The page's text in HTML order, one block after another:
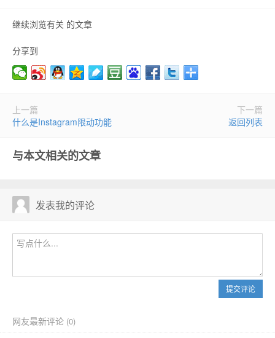
继续浏览有关 的文章
分享到
上一篇
什么是Instagram限动功能
下一篇
返回列表
与本文相关的文章
发表我的评论
提交评论
网友最新评论 (0)